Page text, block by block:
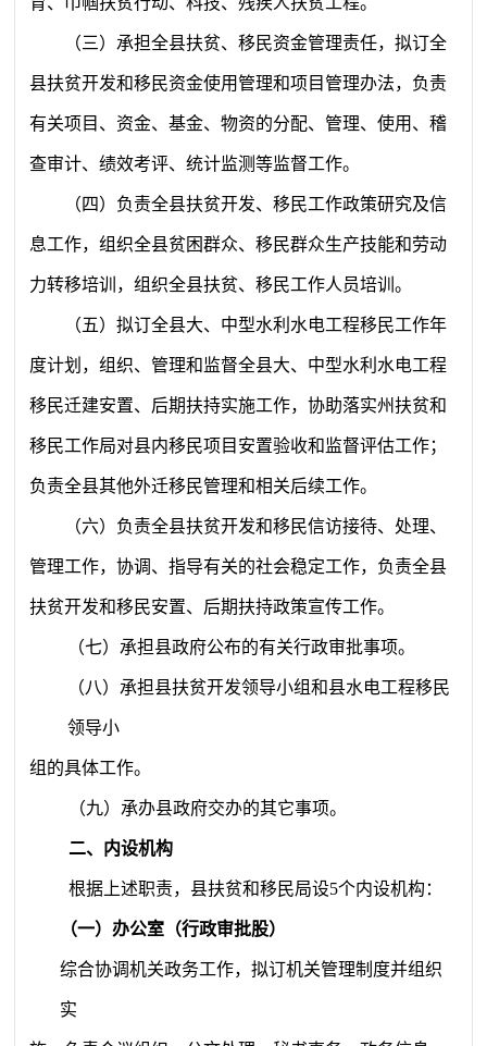
（三）承担全县扶贫、移民资金管理责任，拟订全
县扶贫开发和移民资金使用管理和项目管理办法，负责
有关项目、资金、基金、物资的分配、管理、使用、稽
查审计、绩效考评、统计监测等监督工作。
（四）负责全县扶贫开发、移民工作政策研究及信
息工作，组织全县贫困群众、移民群众生产技能和劳动
力转移培训，组织全县扶贫、移民工作人员培训。
（五）拟订全县大、中型水利水电工程移民工作年
度计划，组织、管理和监督全县大、中型水利水电工程
移民迁建安置、后期扶持实施工作，协助落实州扶贫和
移民工作局对县内移民项目安置验收和监督评估工作；
负责全县其他外迁移民管理和相关后续工作。
（六）负责全县扶贫开发和移民信访接待、处理、
管理工作，协调、指导有关的社会稳定工作，负责全县
扶贫开发和移民安置、后期扶持政策宣传工作。
（七）承担县政府公布的有关行政审批事项。
（八）承担县扶贫开发领导小组和县水电工程移民
领导小
组的具体工作。
（九）承办县政府交办的其它事项。
二、内设机构
根据上述职责，县扶贫和移民局设5个内设机构：
（一）办公室（行政审批股）
综合协调机关政务工作，拟订机关管理制度并组织
实